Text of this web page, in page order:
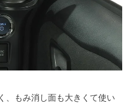
、もみ消し面も大きくて使い